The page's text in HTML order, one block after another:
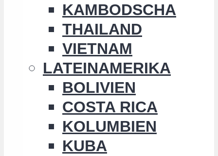
KAMBODSCHA
THAILAND
VIETNAM
LATEINAMERIKA
BOLIVIEN
COSTA RICA
KOLUMBIEN
KUBA